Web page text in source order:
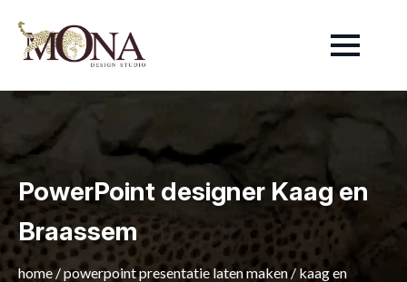
PowerPoint designer Kaag en
Braassem
home/powerpoint presentatie laten maken/ kaag en